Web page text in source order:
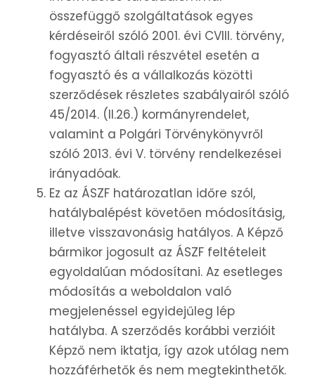
összefüggő szolgáltatások egyes
kérdéseiről szóló 2001. évi CVIII. törvény,
fogyasztó általi részvétel esetén a
fogyasztó és a vállalkozás közötti
szerződések részletes szabályairól szóló
45/2014. (ll.26.) kormányrendelet,
valamint a Polgári Törvénykönyvről
szóló 2013. évi V. törvény rendelkezései
irányadóak.
Ez az ÁSZF határozatlan időre szól,
hatálybalépést követően módosításig,
illetve visszavonásig hatályos. A Képző
bármikor jogosult az ÁSZF feltételeit
egyoldalúan módosítani. Az esetleges
módosítás a weboldalon való
megjelenéssel egyidejűleg lép
hatályba. A szerződés korábbi verzióit
Képző nem iktatja, így azok utólag nem
hozzáférhetők és nem megtekinthetők.